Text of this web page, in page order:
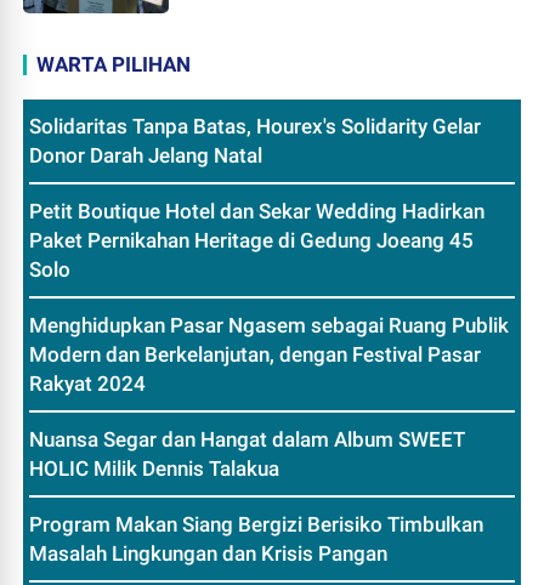
WARTA PILIHAN
Solidaritas Tanpa Batas, Hourex's Solidarity Gelar
Donor Darah Jelang Natal
Petit Boutique Hotel dan Sekar Wedding Hadirkan
Paket Pernikahan Heritage di Gedung Joeang 45
Solo
Menghidupkan Pasar Ngasem sebagai Ruang Publik
Modern dan Berkelanjutan, dengan Festival Pasar
Rakyat 2024
Nuansa Segar dan Hangat dalam Album SWEET
HOLIC Milik Dennis Talakua
Program Makan Siang Bergizi Berisiko Timbulkan
Masalah Lingkungan dan Krisis Pangan